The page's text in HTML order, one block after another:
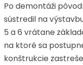
Po demontáži
sústredil na
5 a 6 vrátane
na ktoré sa
konštrukcie